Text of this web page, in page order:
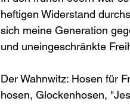
heftigen Widerstand
sich meine Generation
und uneingeschränkte
Der Wahnwitz: Hosen für
hosen, Glockenhosen,